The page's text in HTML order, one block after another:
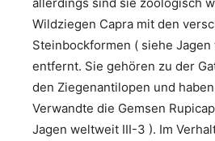
Wildziegen Capra mit den
Steinbockformen ( siehe
entfernt. Sie gehören zu der
den Ziegenantilopen und
Verwandte die Gemsen
Jagen weltweit III-3 ). Im